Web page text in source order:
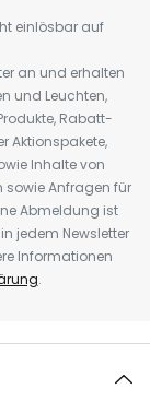
einlösbar auf
an und erhalten
und Leuchten,
Rabatt-
Aktionspakete,
Inhalte von
Anfragen für
Abmeldung ist
jedem Newsletter
Informationen
.